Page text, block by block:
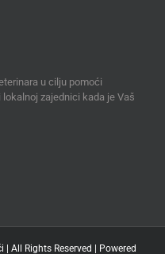
u cilju pomoći
zajednici kada je Vaš
All Rights Reserved | Powered